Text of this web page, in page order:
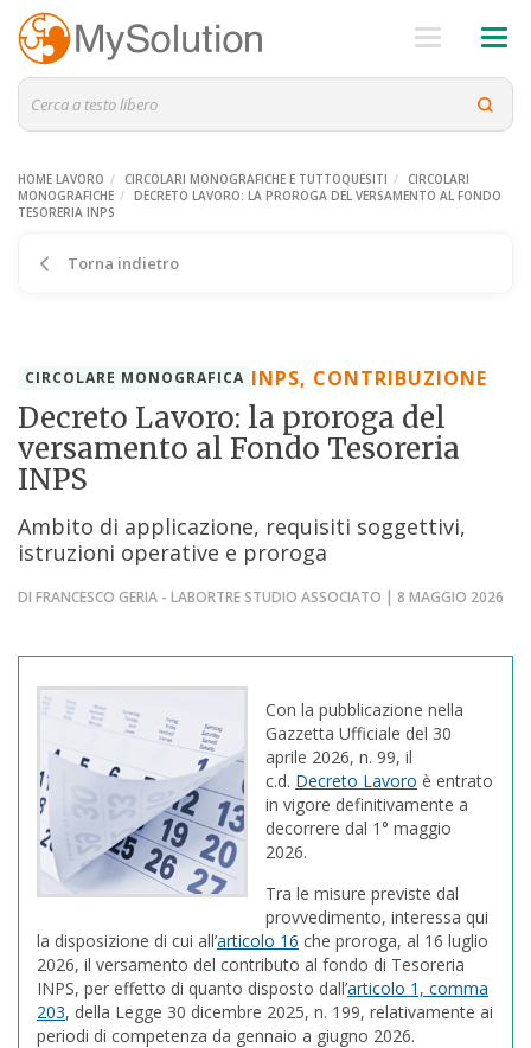
HOME LAVORO CIRCOLARI MONOGRAFICHE E TUTTOQUESITI
CIRCOLARI
MONOGRAFICHE
DECRETO LAVORO: LA PROROGA DEL VERSAMENTO AL FONDO
TESORERIA INPS
Torna indietro
CIRCOLARE MONOGRAFICA INPS, CONTRIBUZIONE
Decreto Lavoro: la proroga del
versamento al Fondo Tesoreria
INPS
Ambito di applicazione, requisiti soggettivi,
istruzioni operative e proroga
DI FRANCESCO GERIA - LABORTRE STUDIO ASSOCIATO | 8 MAGGIO 2026
Con la pubblicazione nella
Gazzetta Ufficiale del 30
aprile 2026, n. 99, il
c.d. Decreto Lavoro è entrato
in vigore definitivamente a
decorrere dal 1° maggio
2026.
Tra le misure previste dal
provvedimento, interessa qui
la disposizione di cui all’articolo 16 che proroga, al 16 luglio
2026, il versamento del contributo al fondo di Tesoreria
INPS, per effetto di quanto disposto dall’articolo 1, comma
203, della Legge 30 dicembre 2025, n. 199, relativamente ai
periodi di competenza da gennaio a giugno 2026.